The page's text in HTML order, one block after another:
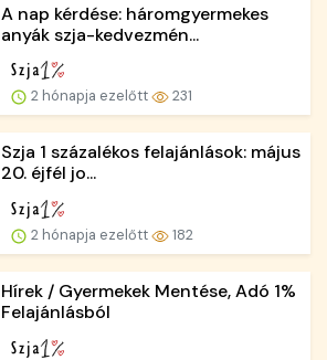
A nap kérdése: háromgyermekes
anyák szja-kedvezmén...
2 hónapja ezelőtt 231
Szja 1 százalékos felajánlások: május
20. éjfél jo...
2 hónapja ezelőtt 182
Hírek / Gyermekek Mentése, Adó 1%
Felajánlásból